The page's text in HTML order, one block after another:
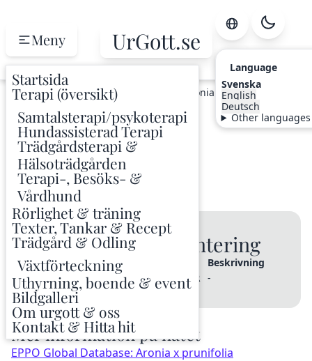
Meny
Startsida
Terapi (översikt)
Samtalsterapi/psykoterapi
Hundassisterad Terapi
Trädgårdsterapi &
Hälsoträdgården
Terapi-, Besöks- &
Vårdhund
Rörlighet & träning
Texter, Tankar & Recept
Trädgård & Odling
Växtförteckning
Uthyrning, boende & event
Bildgalleri
Om urgott & oss
Kontakt & Hitta hit
UrGott.se
Language
Svenska
English
Deutsch
Other languages
Hem Odling Växtindex Slånaronia
Slånaronia
Aronia x prunifolia
ABOPR Bärbuskar
🌱 Varianter & Plantering
Sort / Variant Planterad
Beskrivning
Viking
2025 ABOPR -
Mer information på nätet
EPPO Global Database: Aronia x prunifolia